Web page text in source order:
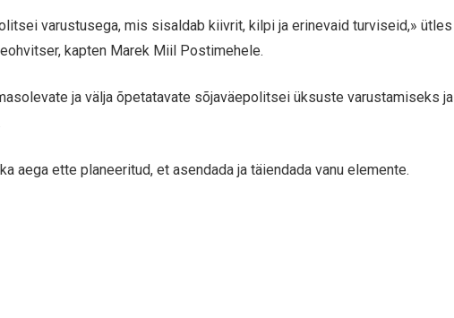
varustusega, mis sisaldab kiivrit, kilpi ja erinevaid turviseid,» ütles
kapten Marek Miil Postimehele.
ja välja õpetatavate sõjaväepolitsei üksuste varustamiseks ja
aega ette planeeritud, et asendada ja täiendada vanu elemente.